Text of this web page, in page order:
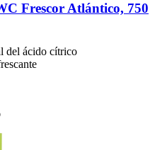
Frescor Atlántico, 750
del ácido cítrico